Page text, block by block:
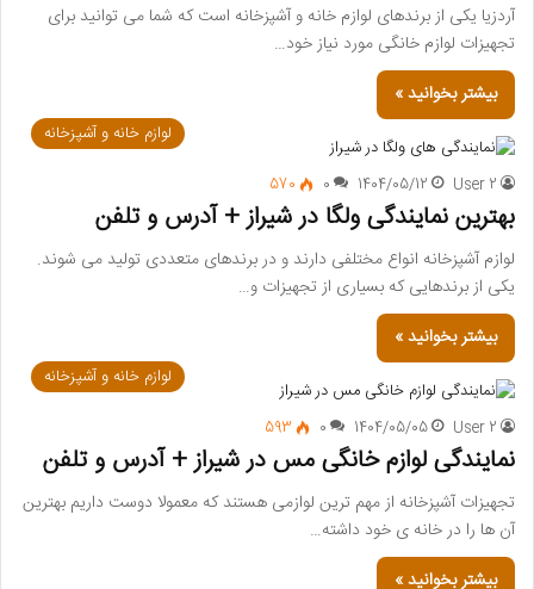
آردزیا یکی از برندهای لوازم خانه و آشپزخانه است که شما می توانید برای
تجهیزات لوازم خانگی مورد نیاز خود…
بیشتر بخوانید »
لوازم خانه و آشپزخانه
User 2
1404/05/12
0
570
بهترین نمایندگی ولگا در شیراز + آدرس و تلفن
لوازم آشپزخانه انواع مختلفی دارند و در برندهای متعددی تولید می شوند.
یکی از برندهایی که بسیاری از تجهیزات و…
بیشتر بخوانید »
لوازم خانه و آشپزخانه
User 2
1404/05/05
0
593
نمایندگی لوازم خانگی مس در شیراز + آدرس و تلفن
تجهیزات آشپزخانه از مهم ترین لوازمی هستند که معمولا دوست داریم بهترین
آن ها را در خانه ی خود داشته…
بیشتر بخوانید »